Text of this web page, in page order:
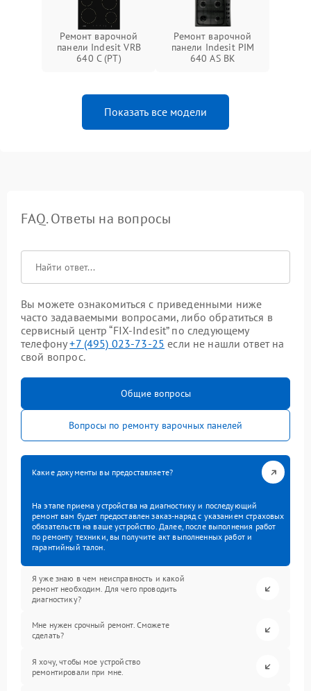
Ремонт варочной
панели Indesit VRB
640 C (PT)
Ремонт варочной
панели Indesit PIM
640 AS BK
Показать все модели
FAQ. Ответы на вопросы
Вы можете ознакомиться с приведенными ниже
часто задаваемыми вопросами, либо обратиться в
сервисный центр “FIX-Indesit” по следующему
телефону+7 (495) 023-73-25 если не нашли ответ на
свой вопрос.
Общие вопросы
Вопросы по ремонту варочных панелей
Какие документы вы предоставляете?
На этапе приема устройства на диагностику и последующий
ремонт вам будет предоставлен заказ-наряд с указанием страховых
обязательств на ваше устройство. Далее, после выполнения работ
по ремонту техники, вы получите акт выполненных работ и
гарантийный талон.
Я уже знаю в чем неисправность и какой
ремонт необходим. Для чего проводить
диагностику?
Мне нужен срочный ремонт. Сможете
сделать?
Я хочу, чтобы мое устройство
ремонтировали при мне.